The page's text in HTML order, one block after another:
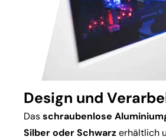
Design und
Dasschraubenlose
Silber oder Schwarzerhältlich